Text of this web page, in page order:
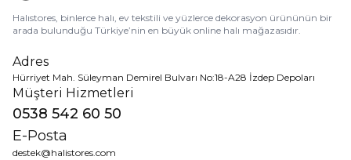
Halıstores, binlerce halı, ev tekstili ve yüzlerce dekorasyon ürününün bir
arada bulunduğu Türkiye’nin en büyük online halı mağazasıdır.
Adres
Hürriyet Mah. Süleyman Demirel Bulvarı No:18-A28 İzdep Depoları
Müşteri Hizmetleri
0538 542 60 50
E-Posta
destek@halistores.com